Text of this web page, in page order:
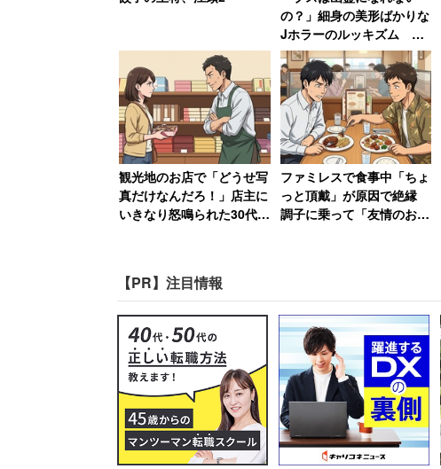
の？」細身の美形ばかりな
Jホラーのルッキズム 一
方で妖怪の世界では醜女が
活躍しているぞ！
観光地のお店で「どうせ写
真だけなんだろ！」店主に
いきなり怒鳴られた30代女
ファミレスで食事中「ちょ
っと頂戴」が原因で絶縁
調子に乗って「友情のお子
【PR】注目情報